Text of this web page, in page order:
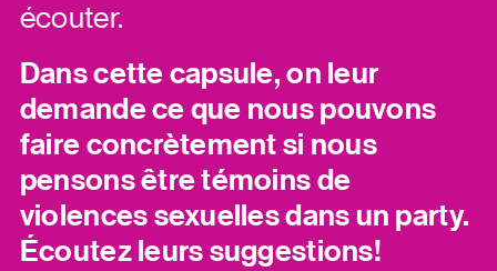
écouter.
Dans cette capsule, on leur
demande ce que nous pouvons
faire concrètement si nous
pensons être témoins de
violences sexuelles dans un party.
Écoutez leurs suggestions!